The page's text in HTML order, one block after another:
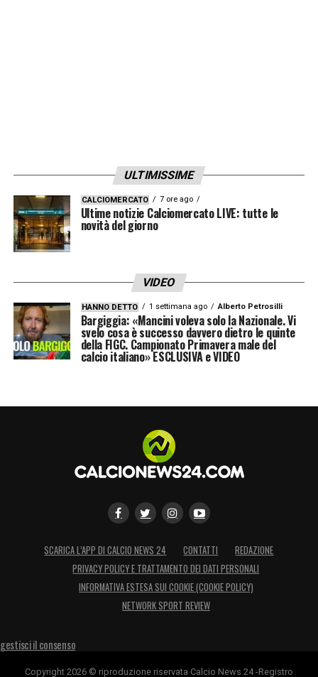
disposizione:Rossi, Sportiello, Kossounou,
Musah, Sulemana, Scamacca, Samardzic,
Kolasinac, Brescianini, Bernasconi, Zalewski,
Maldini, Krstovic.
LA PLAYLIST DELLE NOSTRE TOP NEWS
ULTIMISSIME
CALCIOMERCATO 7 ore ago
Ultime notizie Calciomercato LIVE: tutte le
novità del giorno
VIDEO
HANNO DETTO 1 settimana ago Alberto Petrosilli
Bargiggia: «Mancini voleva solo la Nazionale. Vi
svelo cosa è successo davvero dietro le quinte
della FIGC. Campionato Primavera male del
calcio italiano» ESCLUSIVA e VIDEO
SCARICA L’APP DI CALCIO NEWS 24 CONTATTI
REDAZIONE
PRIVACY POLICY E TRATTAMENTO DEI DATI PERSONALI
INFORMATIVA ESTESA SUI COOKIE (COOKIE POLICY)
NETWORK SPORT REVIEW
gestisci il consenso
Copyright 2026 © riproduzione riservata Calcio News 24 -Registro